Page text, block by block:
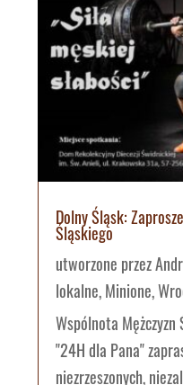
Dolny Śląsk:
Śląskiego
utworzone przez
lokalne,Minione,
Wspólnota
"24H dla Pana"
niezrzeszonych,